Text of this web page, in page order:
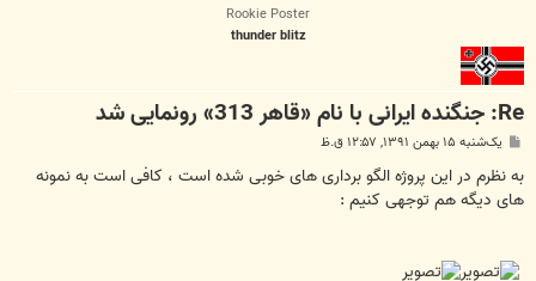
Rookie Poster
thunder blitz
Re: جنگنده ایرانی با نام «قاهر 313» رونمایی شد
پ
ت
یک‌شنبه ۱۵ بهمن ۱۳۹۱, ۱۲:۵۷ ق.ظ
به نظرم در این پروژه الگو برداری های خوبی شده است ، کافی است به نمونه
های دیگه هم توجهی کنیم :